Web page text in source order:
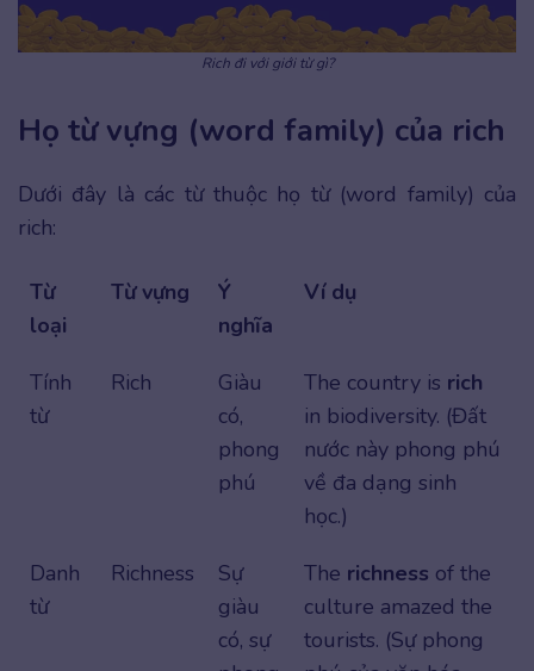
Rich đi với giới từ gì?
Họ từ vựng (word family) của rich
Dưới đây là các từ thuộc họ từ (word family) của
rich:
Từ
loại
Từ vựng
Ý
nghĩa
Ví dụ
Tính
từ
Rich
Giàu
có,
phong
phú
The country is rich
in biodiversity. (Đất
nước này phong phú
về đa dạng sinh
học.)
Danh
từ
Richness
Sự
giàu
có, sự
The richness of the
culture amazed the
tourists. (Sự phong